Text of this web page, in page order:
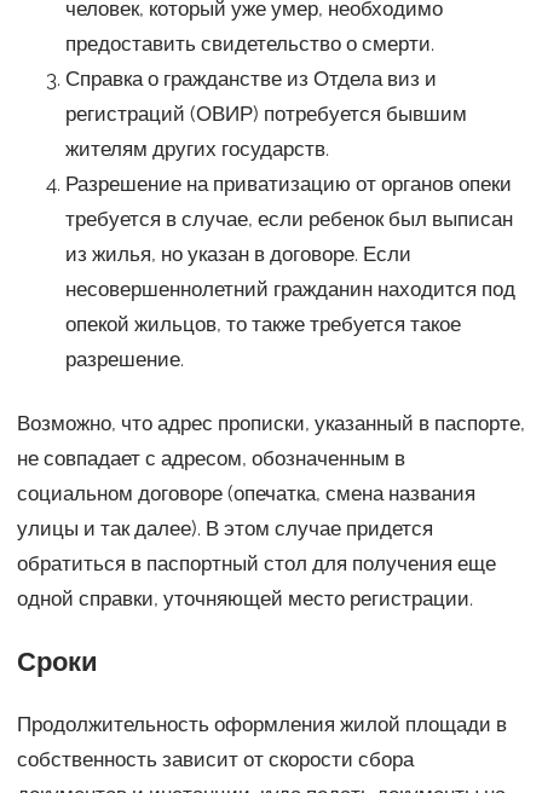
человек, который уже умер, необходимо
предоставить свидетельство о смерти.
Справка о гражданстве из Отдела виз и
регистраций (ОВИР) потребуется бывшим
жителям других государств.
Разрешение на приватизацию от органов опеки
требуется в случае, если ребенок был выписан
из жилья, но указан в договоре. Если
несовершеннолетний гражданин находится под
опекой жильцов, то также требуется такое
разрешение.
Возможно, что адрес прописки, указанный в паспорте,
не совпадает с адресом, обозначенным в
социальном договоре (опечатка, смена названия
улицы и так далее). В этом случае придется
обратиться в паспортный стол для получения еще
одной справки, уточняющей место регистрации.
Сроки
Продолжительность оформления жилой площади в
собственность зависит от скорости сбора